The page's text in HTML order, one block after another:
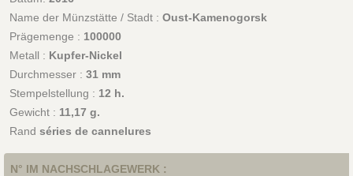
Name der Münzstätte / Stadt : Oust-Kamenogorsk
Prägemenge : 100000
Metall : Kupfer-Nickel
Durchmesser : 31 mm
Stempelstellung : 12 h.
Gewicht : 11,17 g.
Rand séries de cannelures
N° IM NACHSCHLAGEWERK :